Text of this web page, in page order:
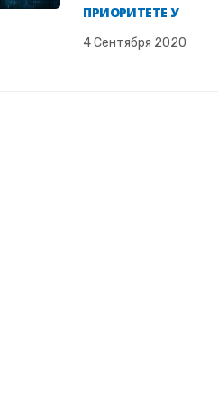
ПРИОРИТЕТЕ У
4 Сентября 2020